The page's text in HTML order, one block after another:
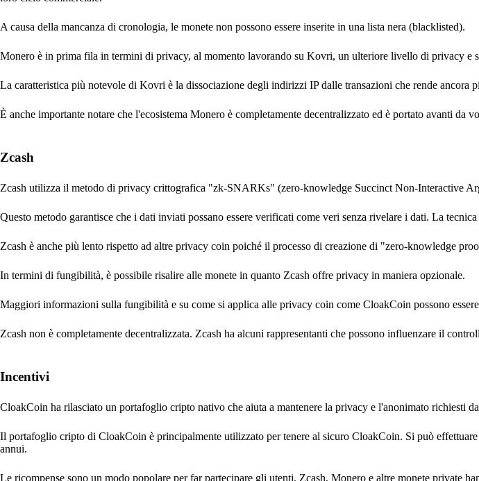
A causa della mancanza di cronologia, le monete non possono essere inserite in una lista nera (blacklisted).
Monero è in prima fila in termini di privacy, al momento lavorando su Kovri, un ulteriore livello di privacy e
La caratteristica più notevole di Kovri è la dissociazione degli indirizzi IP dalle transazioni che rende ancora
È anche importante notare che l'ecosistema Monero è completamente decentralizzato ed è portato avanti da
Zcash
Zcash utilizza il metodo di privacy crittografica "zk-SNARKs" (zero-knowledge Succinct Non-Interactive
Questo metodo garantisce che i dati inviati possano essere verificati come veri senza rivelare i dati. La
Zcash è anche più lento rispetto ad altre privacy coin poiché il processo di creazione di "zero-knowledge
In termini di fungibilità, è possibile risalire alle monete in quanto Zcash offre privacy in maniera opzionale.
Maggiori informazioni sulla fungibilità e su come si applica alle privacy coin come CloakCoin possono
Zcash non è completamente decentralizzata. Zcash ha alcuni rappresentanti che possono influenzare il
Incentivi
CloakCoin ha rilasciato un portafoglio cripto nativo che aiuta a mantenere la privacy e l'anonimato richiesti
Il portafoglio cripto di CloakCoin è principalmente utilizzato per tenere al sicuro CloakCoin. Si può
annui.
Le ricompense sono un modo popolare per far partecipare gli utenti. Zcash, Monero e altre monete private